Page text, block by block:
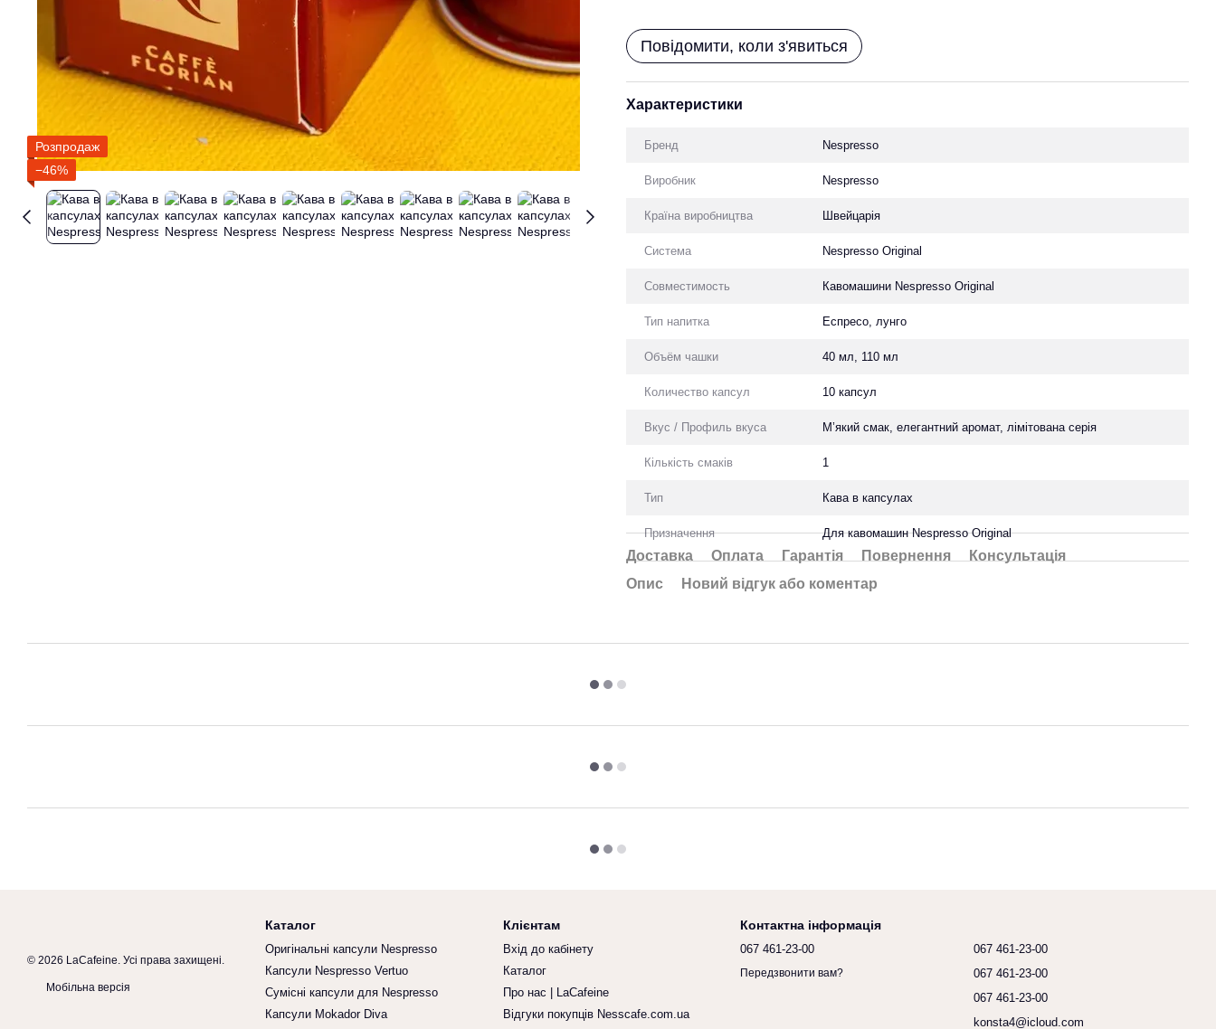
Розпродаж
−46%
Повідомити, коли з'явиться
Характеристики
Бренд Nespresso
Виробник Nespresso
Країна виробництва Швейцарія
Система Nespresso Original
Совместимость Кавомашини Nespresso Original
Тип напитка Еспресо, лунго
Объём чашки 40 мл, 110 мл
Количество капсул 10 капсул
Вкус / Профиль вкуса М’який смак, елегантний аромат, лімітована серія
Кількість смаків 1
Тип Кава в капсулах
Призначення Для кавомашин Nespresso Original
Доставка Оплата Гарантія Повернення
Консультація
Опис
Новий відгук або коментар
© 2026 LaCafeine. Усі права захищені.
Мобільна версія
Каталог
Оригінальні капсули Nespresso
Капсули Nespresso Vertuo
Сумісні капсули для Nespresso
Капсули Mokador Diva
Клієнтам
Вхід до кабінету
Каталог
Про нас | LaCafeine
Відгуки покупців Nesscafe.com.ua
Контактна інформація
067 461-23-00
Передзвонити вам?
067 461-23-00
067 461-23-00
067 461-23-00
konsta4@icloud.com